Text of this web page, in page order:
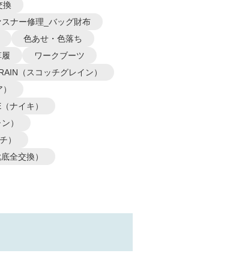
換
スナー修理_バッグ財布
色あせ・色落ち
ワークブーツ
（スコッチグレイン）
ナイキ）
）
）
全交換）